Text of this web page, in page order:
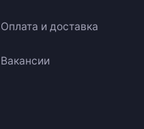
Оплата и доставка
Вакансии